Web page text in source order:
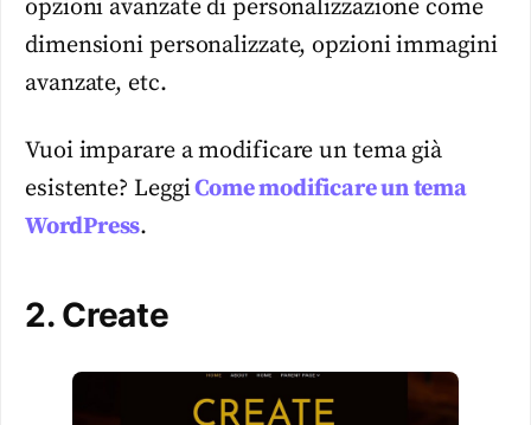
opzioni avanzate di personalizzazione come
dimensioni personalizzate, opzioni immagini
avanzate, etc.
Vuoi imparare a modificare un tema già
esistente? LeggiCome modificare un tema
WordPress.
2. Create